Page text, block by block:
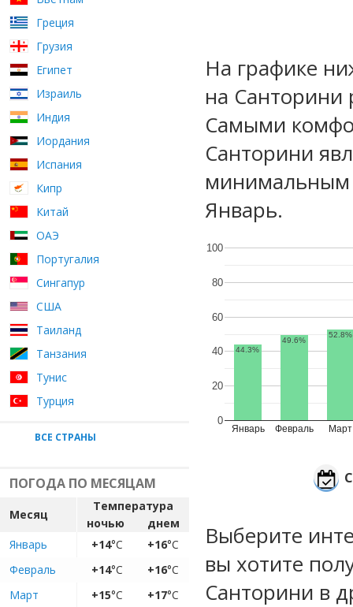
Греция
Грузия
Египет
Израиль
Индия
Иордания
Испания
Кипр
Китай
ОАЭ
Португалия
Сингапур
США
Таиланд
Танзания
Тунис
Турция
ВСЕ СТРАНЫ
ПОГОДА ПО МЕСЯЦАМ
Месяц
Температура
ночью
днем
Январь
+14°C +16°C
Февраль
+14°C +16°C
Март
+15°C +17°C
На графике
на Санторини
Самыми
Санторини
минимальным
Январь.
Январь Февраль Март
0
20
40
60
80
100
44.3%
49.6%
52.8%
Выберите
вы хотите
Санторини в